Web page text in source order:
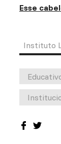
Esse
Instituto